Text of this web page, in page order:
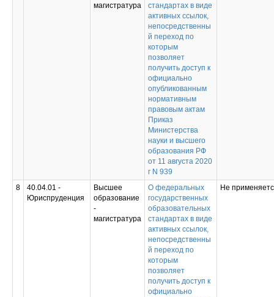
магистратура
стандартах в виде
активных ссылок,
непосредственны
й переход по
которым
позволяет
получить доступ к
официально
опубликованным
нормативным
правовым актам
Приказ
Министерства
науки и высшего
образования РФ
от 11 августа 2020
г N 939
8
40.04.01 -
Юриспруденция
Высшее
образование
-
магистратура
О федеральных
государственных
образовательных
стандартах в виде
активных ссылок,
непосредственны
й переход по
которым
позволяет
получить доступ к
официально
Не